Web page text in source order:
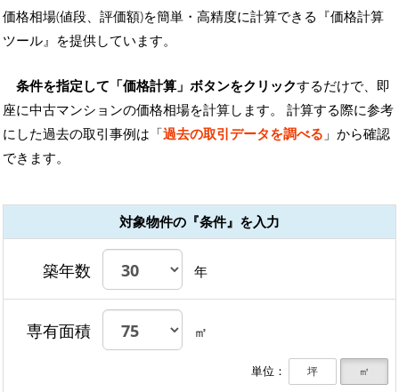
価格相場(値段、評価額)を簡単・高精度に計算できる『価格計算
ツール』を提供しています。
条件を指定して「価格計算」ボタンをクリックするだけで、即
座に中古マンションの価格相場を計算します。 計算する際に参考
にした過去の取引事例は「過去の取引データを調べる 」から確認
できます。
対象物件の『条件』を入力
築年数 年
専有面積 ㎡
単位： 坪 ㎡